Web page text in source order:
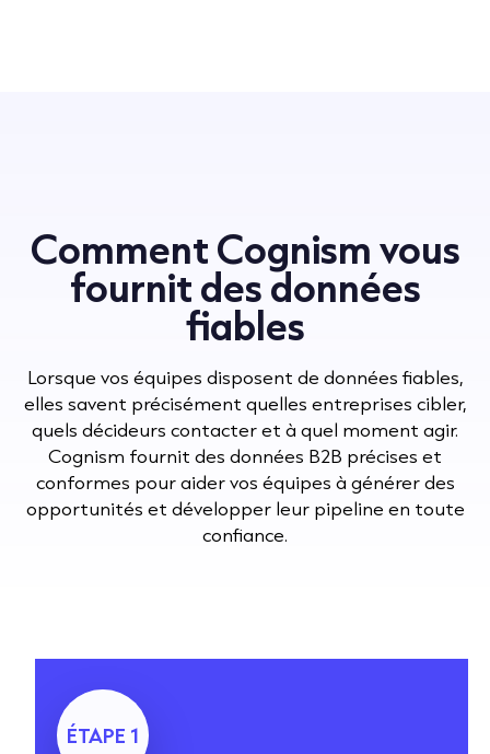
Comment Cognism vous
fournit des données
fiables
Lorsque vos équipes disposent de données fiables,
elles savent précisément quelles entreprises cibler,
quels décideurs contacter et à quel moment agir.
Cognism fournit des données B2B précises et
conformes pour aider vos équipes à générer des
opportunités et développer leur pipeline en toute
confiance.
ÉTAPE 1